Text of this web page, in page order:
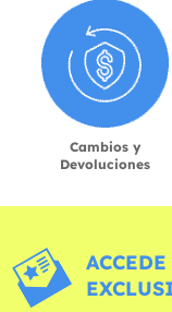
Cambios y
Devoluciones